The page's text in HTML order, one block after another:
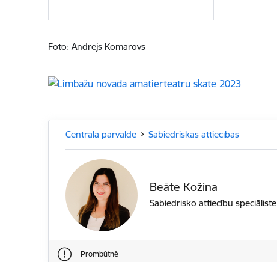
Foto: Andrejs Komarovs
Centrālā pārvalde Sabiedriskās attiecības
Beāte Kožina
Sabiedrisko attiecību speciāliste
Prombūtnē